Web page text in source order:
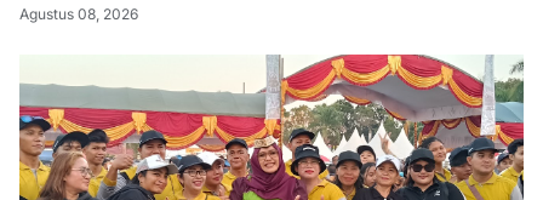
Agustus 08, 2026